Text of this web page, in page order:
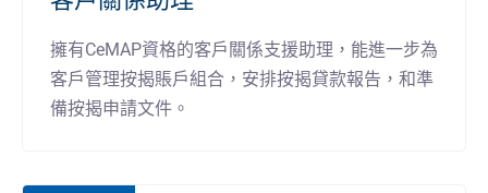
擁有CeMAP資格的客戶關係支援助理，能進一步為
客戶管理按揭賬戶組合，安排按揭貸款報告，和準
備按揭申請文件。